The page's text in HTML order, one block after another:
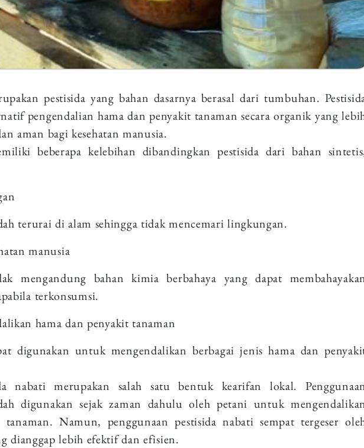
pestisida yang bahan dasarnya berasal dari tumbuhan.
pengendalian hama dan penyakit tanaman secara organik yang
aman bagi kesehatan manusia.
beberapa kelebihan dibandingkan pestisida dari bahan
terurai di alam sehingga tidak mencemari lingkungan.
manusia
mengandung bahan kimia berbahaya yang dapat
terkonsumsi.
hama dan penyakit tanaman
digunakan untuk mengendalikan berbagai jenis hama dan
nabati merupakan salah satu bentuk kearifan lokal.
digunakan sejak zaman dahulu oleh petani untuk
Namun, penggunaan pestisida nabati sempat tergeser
dianggap lebih efektif dan efisien.